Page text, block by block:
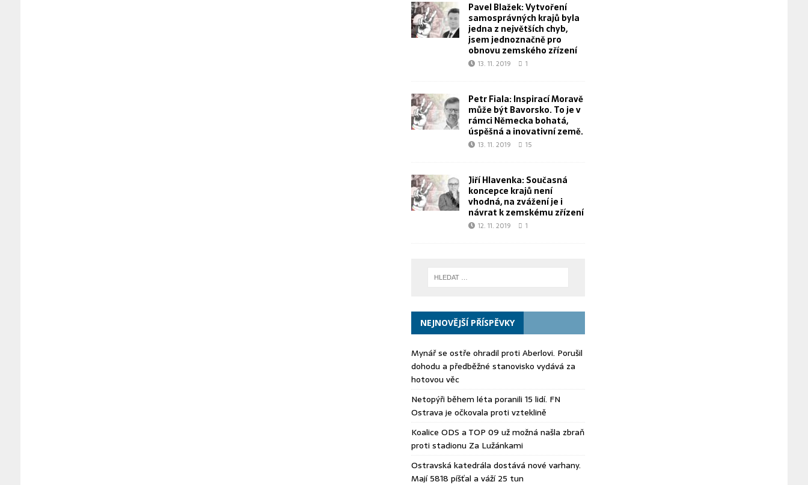
Pavel Blažek: Vytvoření
samosprávných krajů byla
jedna z největších chyb,
jsem jednoznačně pro
obnovu zemského zřízení
13. 11. 2019 1
Petr Fiala: Inspirací Moravě
může být Bavorsko. To je v
rámci Německa bohatá,
úspěšná a inovativní země.
13. 11. 2019 15
Jiří Hlavenka: Současná
koncepce krajů není
vhodná, na zvážení je i
návrat k zemskému zřízení
12. 11. 2019 1
NEJNOVĚJŠÍ PŘÍSPĚVKY
Mynář se ostře ohradil proti Aberlovi. Porušil
dohodu a předběžné stanovisko vydává za
hotovou věc
Netopýři během léta poranili 15 lidí. FN
Ostrava je očkovala proti vzteklině
Koalice ODS a TOP 09 už možná našla zbraň
proti stadionu Za Lužánkami
Ostravská katedrála dostává nové varhany.
Mají 5818 píšťal a váží 25 tun